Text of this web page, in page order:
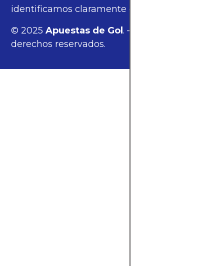
identificamos claramente estos enlaces.
© 2025Apuestas de Gol. — Todos los
derechos reservados.